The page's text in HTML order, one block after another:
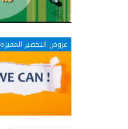
عروض التحضير المميزة